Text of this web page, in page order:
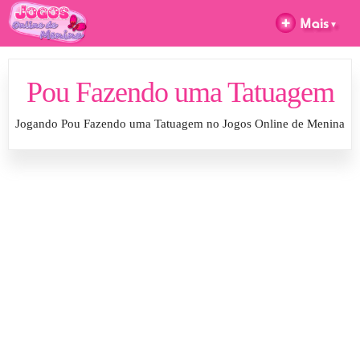
Pou Fazendo uma Tatuagem
Jogando Pou Fazendo uma Tatuagem no Jogos Online de Menina